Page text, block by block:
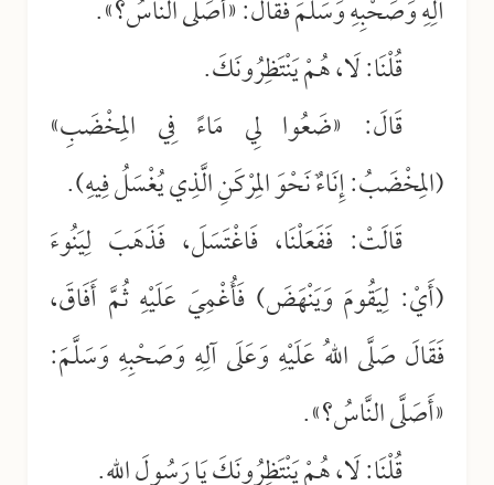
آلِهِ وَصَحْبِهِ وَسَلَّمَ فَقَالَ: «أَصَلَّى النَّاسُ؟».
قُلْنَا: لَا، هُمْ يَنْتَظِرُونَكَ.
قَالَ: «ضَعُوا لِي مَاءً فِي المِخْضَبِ»
(المِخْضَبُ: إِنَاءٌ نَحْوَ المِرْكَنِ الَّذِي يُغْسَلُ فِيهِ).
قَالَتْ: فَفَعَلْنَا، فَاغْتَسَلَ، فَذَهَبَ لِيَنُوءَ
(أَيْ: لِيَقُومَ وَيَنْهَضَ) فَأُغْمِيَ عَلَيْهِ ثُمَّ أَفَاقَ،
فَقَالَ صَلَّى اللهُ عَلَيْهِ وَعَلَى آلِهِ وَصَحْبِهِ وَسَلَّمَ:
«أَصَلَّى النَّاسُ؟».
قُلْنَا: لَا، هُمْ يَنْتَظِرُونَكَ يَا رَسُولَ اللهِ.